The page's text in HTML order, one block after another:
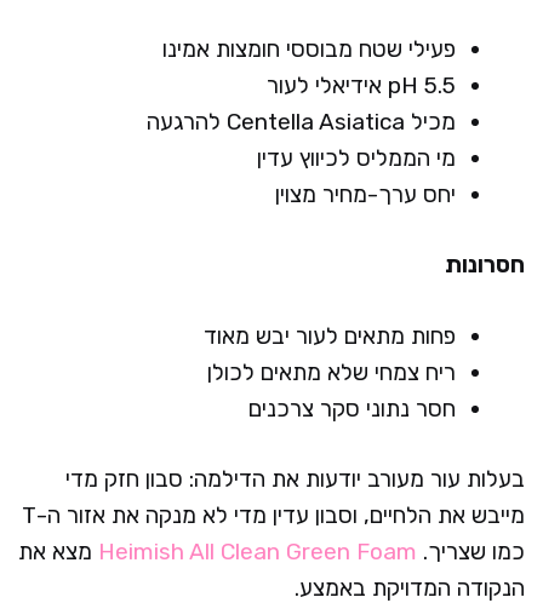
פעילי שטח מבוססי חומצות אמינו
pH 5.5 אידיאלי לעור
מכיל Centella Asiatica להרגעה
מי הממליס לכיווץ עדין
יחס ערך-מחיר מצוין
חסרונות
פחות מתאים לעור יבש מאוד
ריח צמחי שלא מתאים לכולן
חסר נתוני סקר צרכנים
בעלות עור מעורב יודעות את הדילמה: סבון חזק מדי
מייבש את הלחיים, וסבון עדין מדי לא מנקה את אזור ה-T
כמו שצריך. Heimish All Clean Green Foam מצא את
הנקודה המדויקת באמצע.